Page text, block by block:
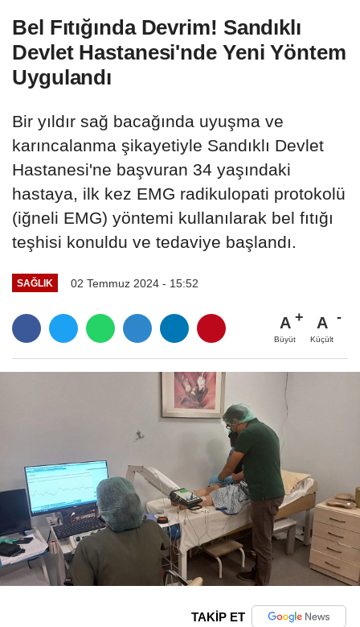
Bel Fıtığında Devrim! Sandıklı
Devlet Hastanesi'nde Yeni Yöntem
Uygulandı
Bir yıldır sağ bacağında uyuşma ve
karıncalanma şikayetiyle Sandıklı Devlet
Hastanesi'ne başvuran 34 yaşındaki
hastaya, ilk kez EMG radikulopati protokolü
(iğneli EMG) yöntemi kullanılarak bel fıtığı
teşhisi konuldu ve tedaviye başlandı.
SAĞLIK 02 Temmuz 2024 - 15:52
A
Büyüt
A
Küçült
TAKİP ET